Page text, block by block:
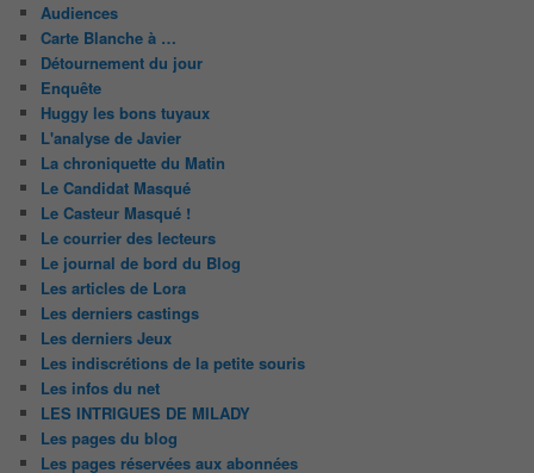
Audiences
Carte Blanche à …
Détournement du jour
Enquête
Huggy les bons tuyaux
L'analyse de Javier
La chroniquette du Matin
Le Candidat Masqué
Le Casteur Masqué !
Le courrier des lecteurs
Le journal de bord du Blog
Les articles de Lora
Les derniers castings
Les derniers Jeux
Les indiscrétions de la petite souris
Les infos du net
LES INTRIGUES DE MILADY
Les pages du blog
Les pages réservées aux abonnées